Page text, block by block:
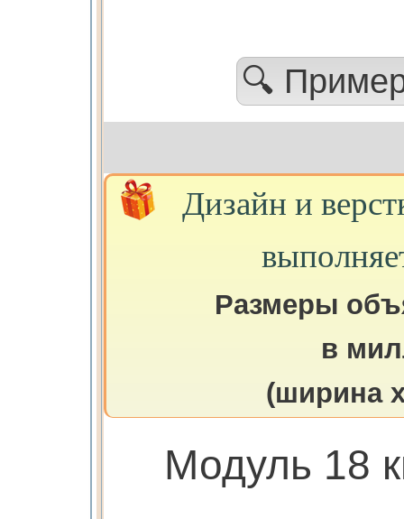
🔍
Дизайн и
Размеры
в
(ширина
Модуль 18